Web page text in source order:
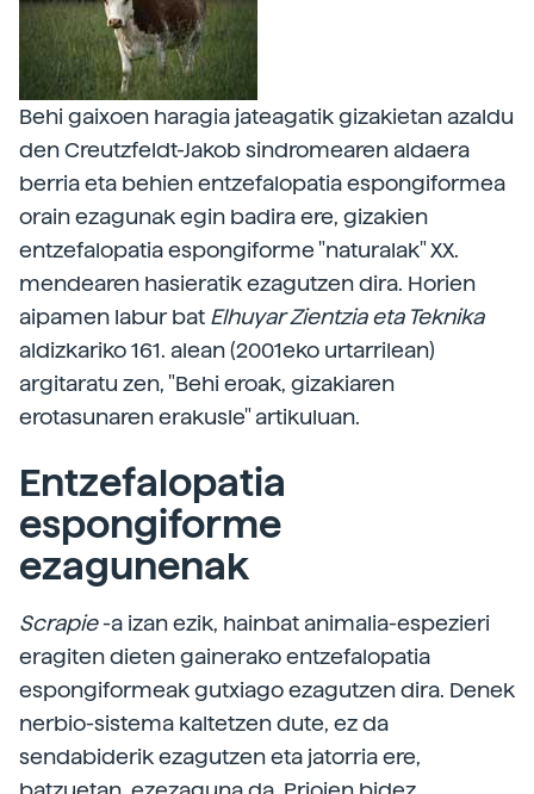
Behi gaixoen haragia jateagatik gizakietan azaldu
den Creutzfeldt-Jakob sindromearen aldaera
berria eta behien entzefalopatia espongiformea
orain ezagunak egin badira ere, gizakien
entzefalopatia espongiforme "naturalak" XX.
mendearen hasieratik ezagutzen dira. Horien
aipamen labur bat Elhuyar Zientzia eta Teknika
aldizkariko 161. alean (2001eko urtarrilean)
argitaratu zen, "Behi eroak, gizakiaren
erotasunaren erakusle" artikuluan.
Entzefalopatia
espongiforme
ezagunenak
Scrapie-a izan ezik, hainbat animalia-espezieri
eragiten dieten gainerako entzefalopatia
espongiformeak gutxiago ezagutzen dira. Denek
nerbio-sistema kaltetzen dute, ez da
sendabiderik ezagutzen eta jatorria ere,